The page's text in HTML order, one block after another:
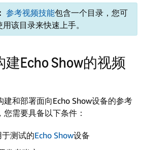
参考视频技能包含一个目录，您可
该目录来快速上手。
建Echo Show的视频
建和部署面向Echo Show设备的参考
您需要具备以下条件：
测试的Echo Show设备